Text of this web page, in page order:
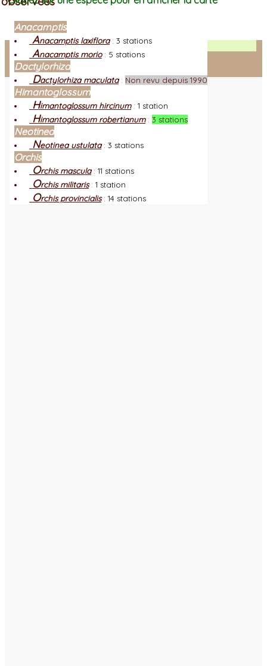
Facebook
Connexion adhérent
Anacamptis
Anacamptis laxiflora: 3 stations
Anacamptis morio: 5 stations
Dactylorhiza
Dactylorhiza maculata: Non revu depuis 1990
Himantoglossum
Himantoglossum hircinum: 1 station
Himantoglossum robertianum: 3 stations
Neotinea
Neotinea ustulata: 3 stations
Orchis
Orchis mascula: 11 stations
Orchis militaris: 1 station
Orchis provincialis: 14 stations